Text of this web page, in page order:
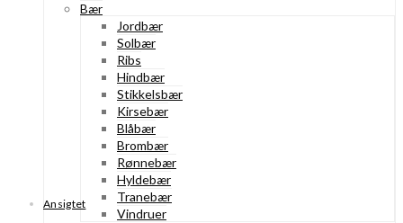
Bær
Jordbær
Solbær
Ribs
Hindbær
Stikkelsbær
Kirsebær
Blåbær
Brombær
Rønnebær
Hyldebær
Tranebær
Vindruer
Ansigtet